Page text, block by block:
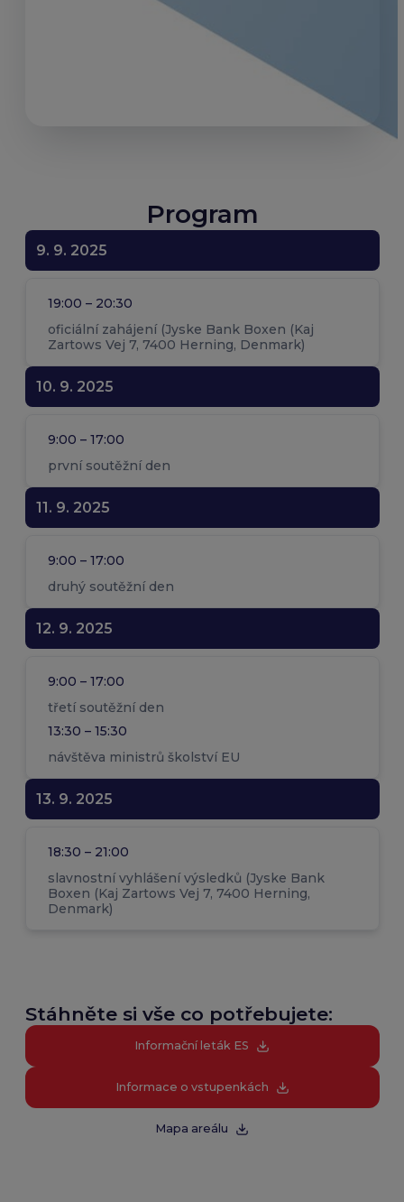
Program
9. 9. 2025
19:00 – 20:30
oficiální zahájení (Jyske Bank Boxen (Kaj
Zartows Vej 7, 7400 Herning, Denmark)
10. 9. 2025
9:00 – 17:00
první soutěžní den
11. 9. 2025
9:00 – 17:00
druhý soutěžní den
12. 9. 2025
9:00 – 17:00
třetí soutěžní den
13:30 – 15:30
návštěva ministrů školství EU
13. 9. 2025
18:30 – 21:00
slavnostní vyhlášení výsledků (Jyske Bank
Boxen (Kaj Zartows Vej 7, 7400 Herning,
Denmark)
Stáhněte si vše co potřebujete:
Informační leták ES
Informace o vstupenkách
Mapa areálu